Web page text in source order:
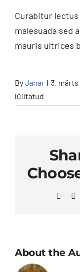
Curabitur
malesuada sed
mauris ultrices
ByJanar | 3.
lülitatud
About the